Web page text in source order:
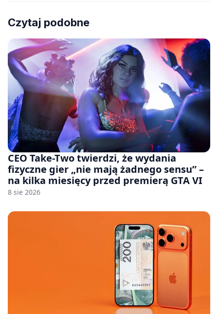
Czytaj podobne
CEO Take-Two twierdzi, że wydania
fizyczne gier „nie mają żadnego sensu” –
na kilka miesięcy przed premierą GTA VI
8 sie 2026